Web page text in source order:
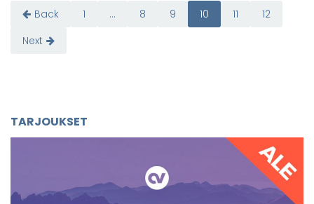
Artikkelien
sivutus
Back 1 … 8 9 10 11
12
Next
TARJOUKSET